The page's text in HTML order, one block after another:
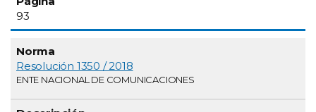
93
Resolución 1350 / 2018
ENTE NACIONAL DE COMUNICACIONES